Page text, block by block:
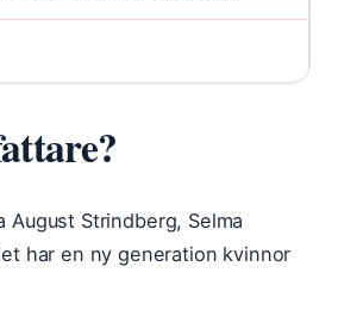
Strindberg, Selma
har en ny generation kvinnor